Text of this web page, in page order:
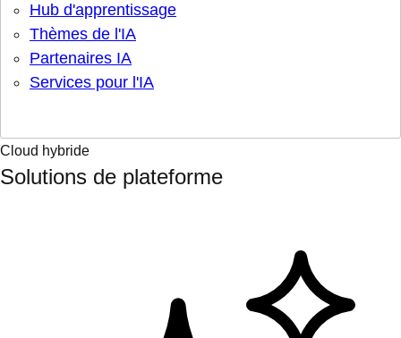
Hub d'apprentissage
Thèmes de l'IA
Partenaires IA
Services pour l'IA
Cloud hybride
Solutions de plateforme